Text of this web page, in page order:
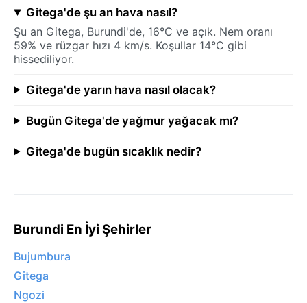
Gitega'de şu an hava nasıl?
Şu an Gitega, Burundi'de, 16°C ve açık. Nem oranı
59% ve rüzgar hızı 4 km/s. Koşullar 14°C gibi
hissediliyor.
Gitega'de yarın hava nasıl olacak?
Bugün Gitega'de yağmur yağacak mı?
Gitega'de bugün sıcaklık nedir?
Burundi En İyi Şehirler
Bujumbura
Gitega
Ngozi